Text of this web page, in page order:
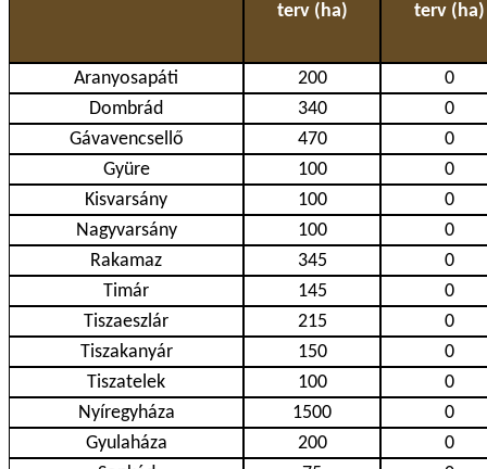
terv (ha) terv (ha)
Aranyosapáti 200
0
Dombrád
340
0
Gávavencsellő
470
0
Gyüre
100
0
Kisvarsány
100
0
Nagyvarsány
100
0
Rakamaz
345
0
Timár
145
0
Tiszaeszlár
215
0
Tiszakanyár
150
0
Tiszatelek
100
0
Nyíregyháza
1500
0
Gyulaháza
200
0